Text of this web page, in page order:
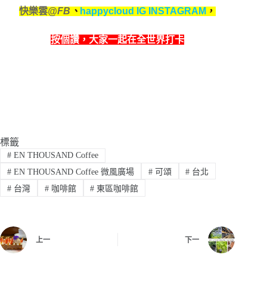
快樂雲@FB 、 happycloud IG INSTAGRAM ，
按個讚， 大家一起在全世界打卡
標籤
#EN THOUSAND Coffee
#EN THOUSAND Coffee 微風廣場 #可頌 # 台北
#台灣 #咖啡館 # 東區咖啡館
上一 下一